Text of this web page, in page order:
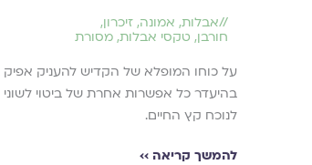
//אבלות, אמונה, זיכרון,
חורבן, טקסי אבלות, מסורת
על כוחו המופלא של הקדיש להעניק אפיק
בהיעדר כל אפשרות אחרת של ביטוי
לנוכח קץ החיים.
להמשך קריאה ››